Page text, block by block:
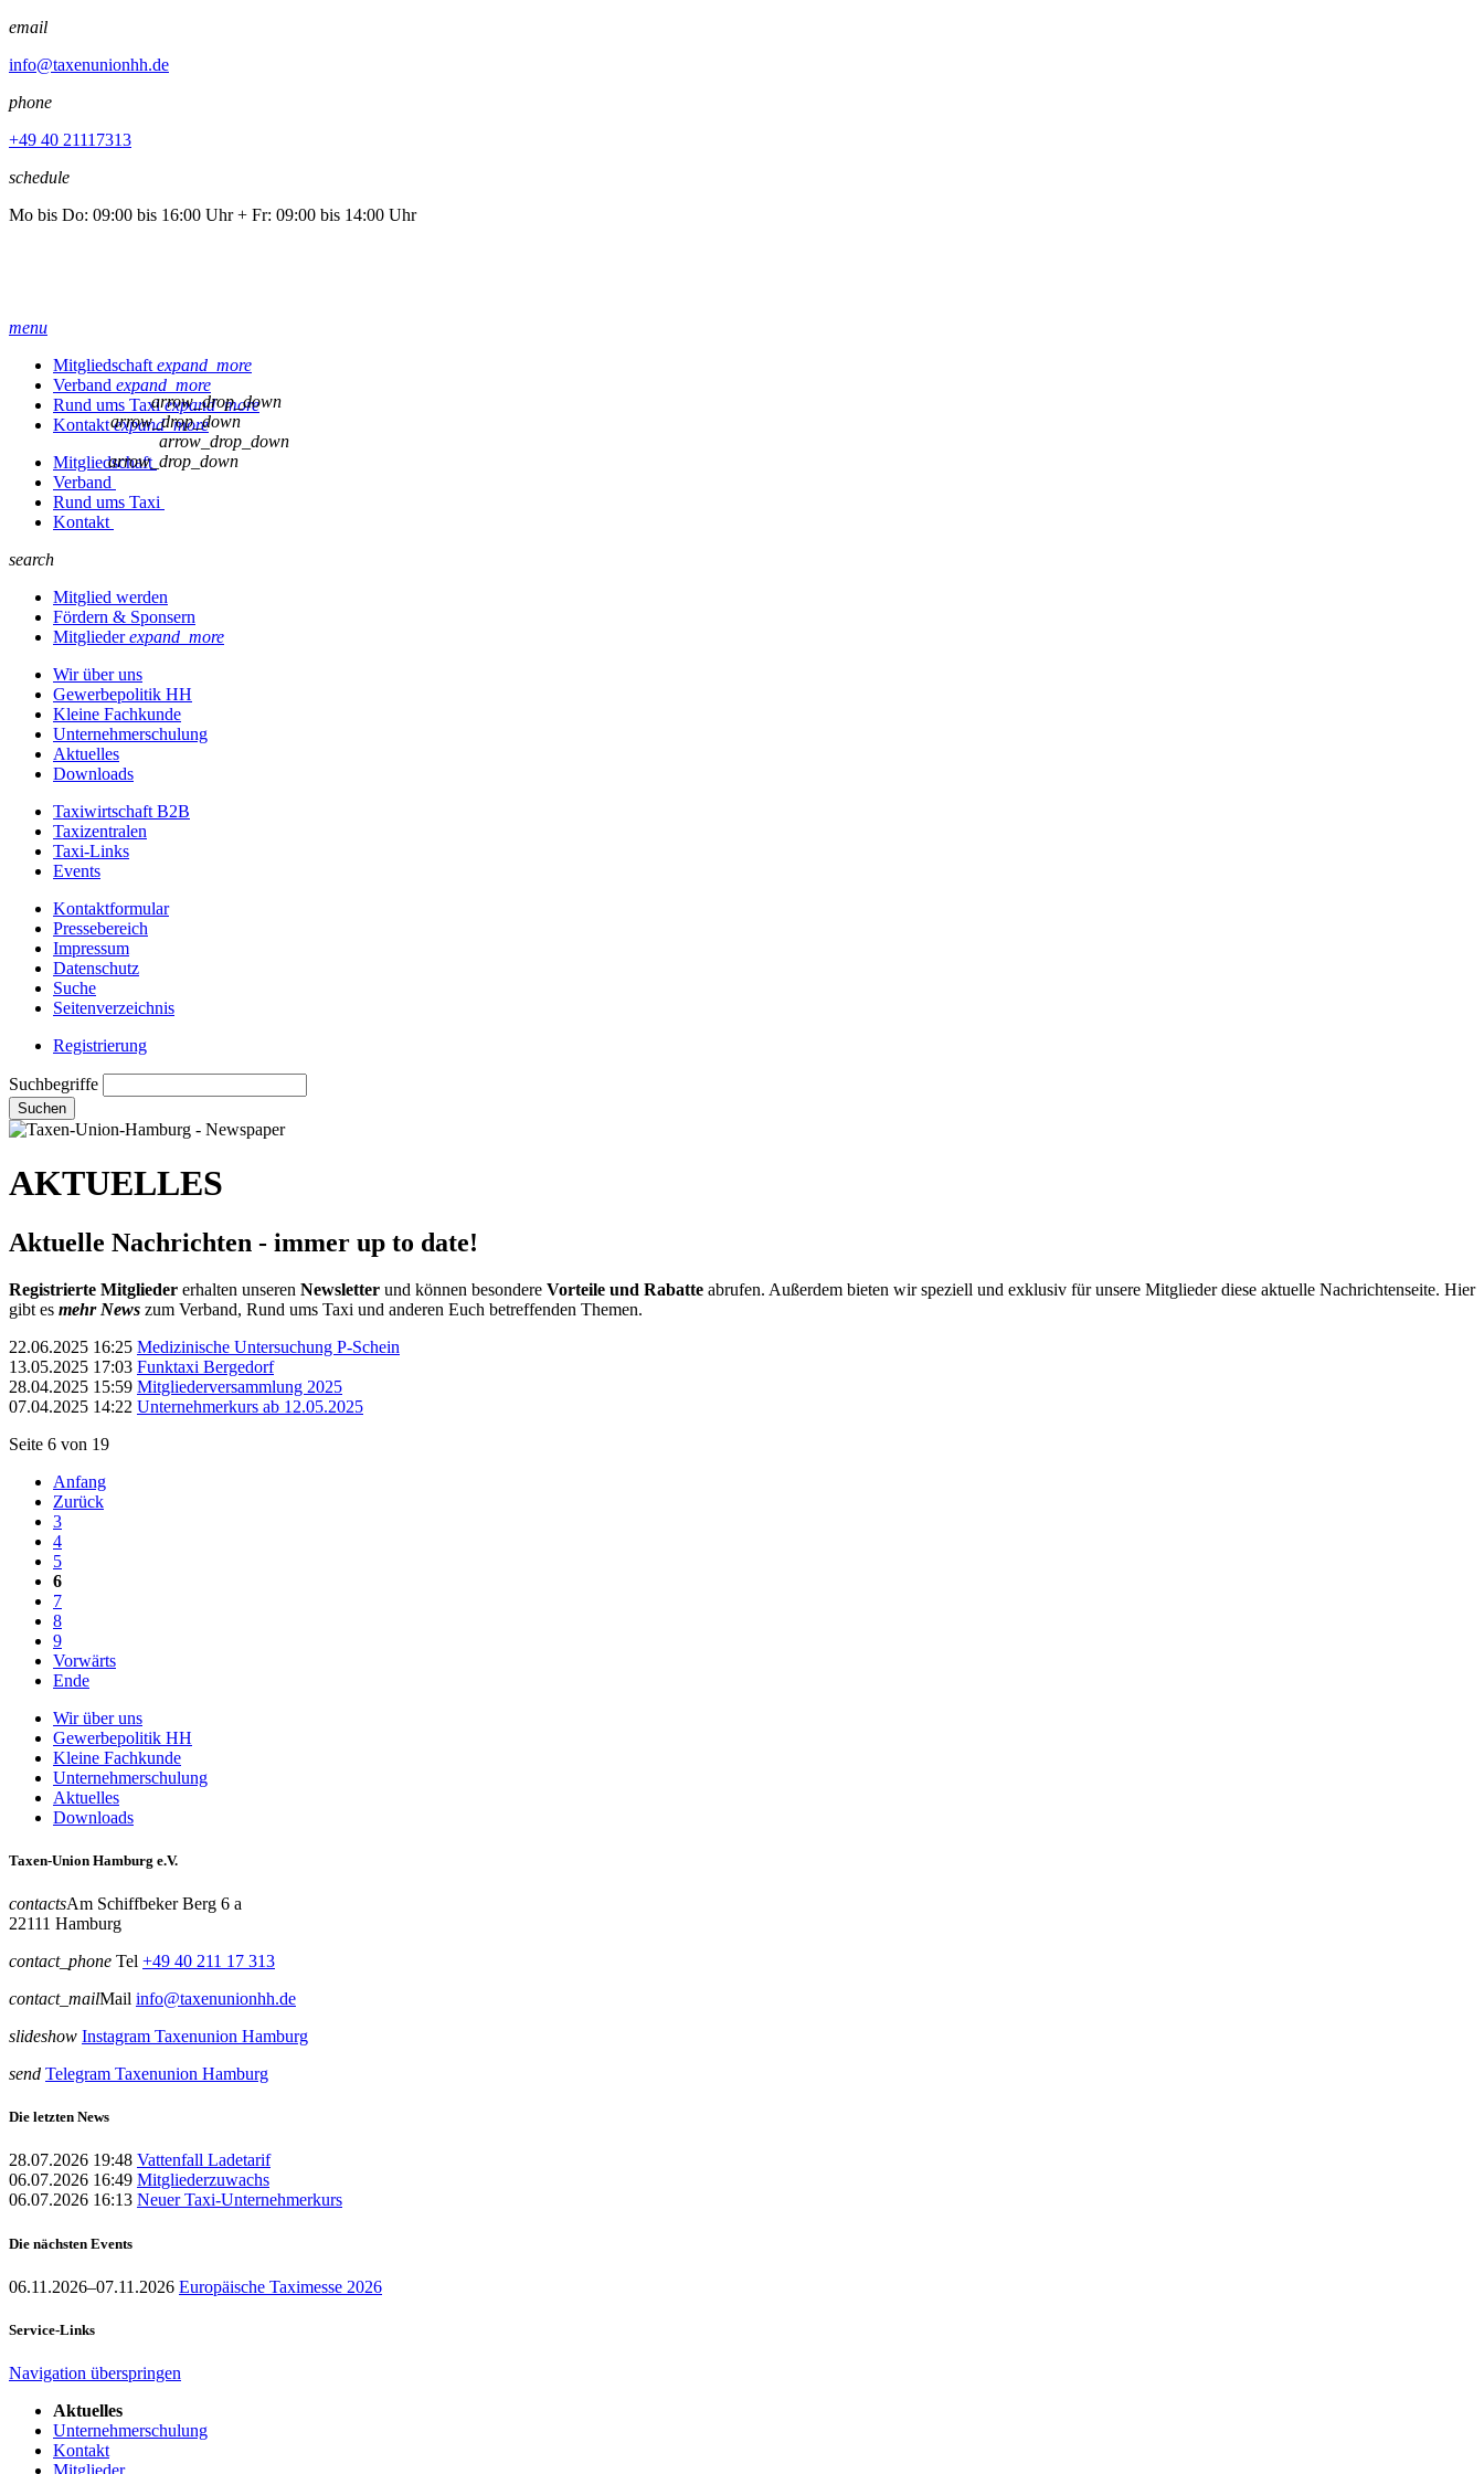
email
info@taxenunionhh.de
phone
+49 40 21117313
schedule
Mo bis Do: 09:00 bis 16:00 Uhr + Fr: 09:00 bis 14:00 Uhr
menu
Mitgliedschaft expand_more
Verband expand_more
Rund ums Taxiexpand_more
Kontaktexpand_more
Mitgliedschaft
arrow_drop_down
Verband
arrow_drop_down
Rund ums Taxi
arrow_drop_down
Kontakt
arrow_drop_down
search
Mitglied werden
Fördern & Sponsern
Mitgliederexpand_more
Wir über uns
Gewerbepolitik HH
Kleine Fachkunde
Unternehmerschulung
Aktuelles
Downloads
Taxiwirtschaft B2B
Taxizentralen
Taxi-Links
Events
Kontaktformular
Pressebereich
Impressum
Datenschutz
Suche
Seitenverzeichnis
Registrierung
Suchbegriffe
Suchen
AKTUELLES
Aktuelle Nachrichten - immer up to date!
Registrierte Mitglieder erhalten unseren Newsletter und können besondere Vorteile und Rabatte abrufen. Außerdem bieten wir speziell und exklusiv für unsere Mitglieder diese aktuelle Nachrichtenseite. Hier
gibt es mehr News zum Verband, Rund ums Taxi und anderen Euch betreffenden Themen.
22.06.2025 16:25 Medizinische Untersuchung P-Schein
13.05.2025 17:03 Funktaxi Bergedorf
28.04.2025 15:59 Mitgliederversammlung 2025
07.04.2025 14:22 Unternehmerkurs ab 12.05.2025
Seite 6 von 19
Anfang
Zurück
3
4
5
6
7
8
9
Vorwärts
Ende
Wir über uns
Gewerbepolitik HH
Kleine Fachkunde
Unternehmerschulung
Aktuelles
Downloads
Taxen-Union Hamburg e.V.
contactsAm Schiffbeker Berg 6 a
22111 Hamburg
contact_phone Tel +49 40 211 17 313
contact_mailMail info@taxenunionhh.de
slideshow Instagram Taxenunion Hamburg
send Telegram Taxenunion Hamburg
Die letzten News
28.07.2026 19:48 Vattenfall Ladetarif
06.07.2026 16:49 Mitgliederzuwachs
06.07.2026 16:13 Neuer Taxi-Unternehmerkurs
Die nächsten Events
06.11.2026–07.11.2026 Europäische Taximesse 2026
Service-Links
Navigation überspringen
Aktuelles
Unternehmerschulung
Kontakt